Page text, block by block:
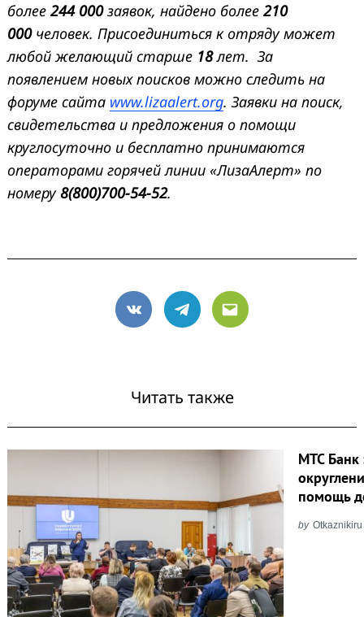
более 244 000заявок, найдено более 210
000человек. Присоединиться к отряду может
любой желающий старше 18лет. За
появлением новых поисков можно следить на
форуме сайта www.lizaalert.org. Заявки на поиск,
свидетельства и предложения о помощи
круглосуточно и бесплатно принимаются
операторами горячей линии «ЛизаАлерт» по
номеру8(800)700-54-52.
VK Telegram
Email
Читать также
МТС Банк
помощь
by Otkaznikiru